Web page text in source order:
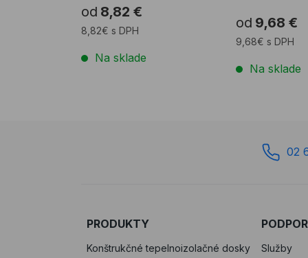
od 8,82 €
8,82€ s DPH
Na sklade
od 9,68 €
9,68€ s DPH
Na sklade
02
PRODUKTY
Konštrukčné tepelnoizolačné dosky
Služby